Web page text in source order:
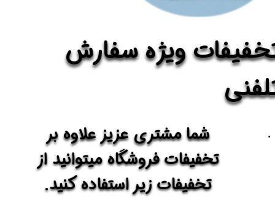
ویژه سفارش
شما مشتری عزیز علاوه بر
تخفیفات فروشگاه میتوانید از
تخفیفات زیر استفاده کنید.